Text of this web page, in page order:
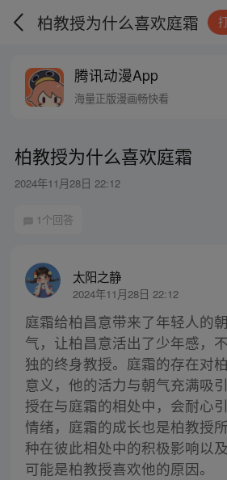
柏教授为什么喜欢庭霜
腾讯动漫App
海量正版漫画畅快看
柏教授为什么喜欢庭霜
2024年11月28日 22:12
1个回答
太阳之静
2024年11月28日 22:12
庭霜给柏昌意带来了年轻人的
气，让柏昌意活出了少年感，
独的终身教授。庭霜的存在对
意义，他的活力与朝气充满吸
授在与庭霜的相处中，会耐心
情绪，庭霜的成长也是柏教授
种在彼此相处中的积极影响以
可能是柏教授喜欢他的原因。